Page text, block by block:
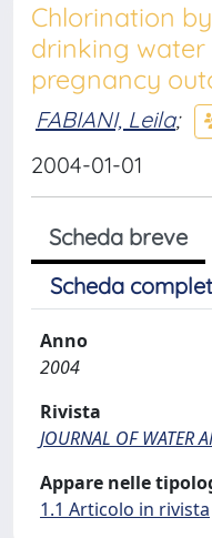
Chlorination
drinking water
pregnancy
FABIANI, Leila;
2004-01-01
Scheda breve
Scheda
Anno
2004
Rivista
JOURNAL OF WATER
Appare nelle
1.1 Articolo in rivista